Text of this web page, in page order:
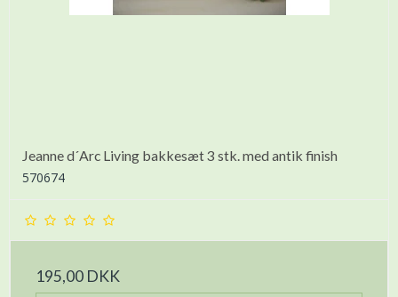
Jeanne d´Arc Living bakkesæt 3 stk. med antik finish
570674
195,00 DKK